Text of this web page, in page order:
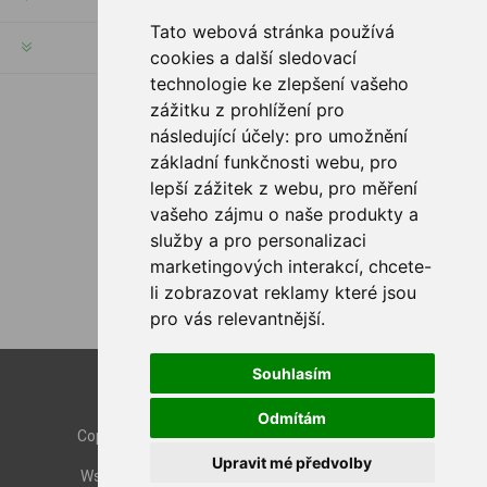
Tato webová stránka používá
cookies a další sledovací
technologie ke zlepšení vašeho
zážitku z prohlížení pro
následující účely: pro umožnění
základní funkčnosti webu, pro
lepší zážitek z webu, pro měření
vašeho zájmu o naše produkty a
služby a pro personalizaci
marketingových interakcí, chcete-
li zobrazovat reklamy které jsou
pro vás relevantnější.
Souhlasím
Odmítám
Upravit mé předvolby
SERWIS KLIENTA
PODĄŻAJ ZA NAMI
OPCJE PŁATNOŚCI
Powered bynopCommerce
Nop-Templates.com
Copyright © 2026 Rybashop CZ. Wszelkie prawa
zastrzeżone.
Wszystkie ceny brutto z wyłączeniem
przesyłki